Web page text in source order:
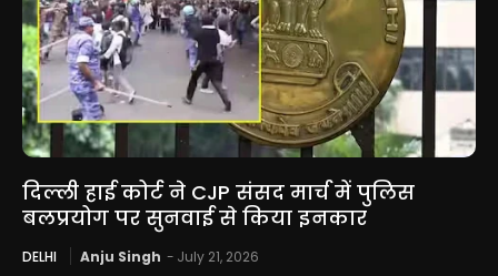
दिल्ली हाई कोर्ट ने CJP संसद मार्च में पुलिस
बलप्रयोग पर सुनवाई से किया इनकार
DELHI Anju Singh - July 21, 2026